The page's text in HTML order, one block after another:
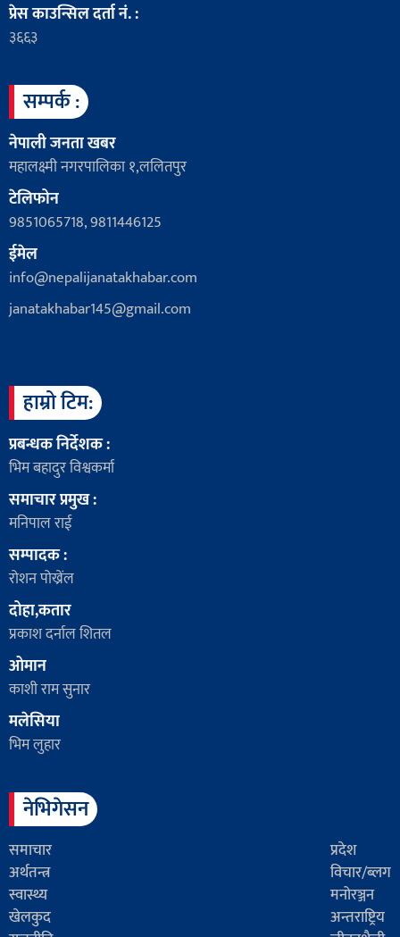
प्रेस काउन्सिल दर्ता नं. :
३६६३
सम्पर्क :
नेपाली जनता खबर
महालक्ष्मी नगरपालिका १,ललितपुर
टेलिफोन
9851065718, 9811446125
ईमेल
info@nepalijanatakhabar.com
janatakhabar145@gmail.com
हाम्रो टिम:
प्रबन्धक निर्देशक :
भिम बहादुर विश्वकर्मा
समाचार प्रमुख :
मनिपाल राई
सम्पादक :
रोशन पोख्रेंल
दोहा,कतार
प्रकाश दर्नाल शितल
ओमान
काशी राम सुनार
मलेसिया
भिम लुहार
नेभिगेसन
समाचार
प्रदेश
अर्थतन्त्र
विचार/ब्लग
स्वास्थ्य
मनोरञ्जन
खेलकुद
अन्तराष्ट्रिय